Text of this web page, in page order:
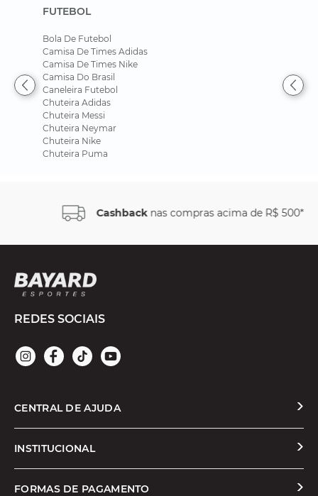
FUTEBOL
Bola De Futebol
Camisa De Times Adidas
Camisa De Times Nike
Camisa Do Brasil
Caneleira Futebol
Chuteira Adidas
Chuteira Messi
Chuteira Neymar
Chuteira Nike
Chuteira Puma
Cashbacknas compras acima de R$ 500*
REDES SOCIAIS
CENTRAL DE AJUDA
Solicitar Troca ou Devolução
INSTITUCIONAL
Quem Somos
FORMAS DE PAGAMENTO